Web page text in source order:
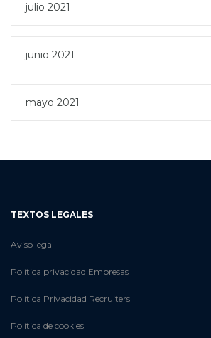
julio 2021
junio 2021
mayo 2021
TEXTOS LEGALES
Aviso legal
Política privacidad Empresas
Política Privacidad Recruiters
Política de cookies